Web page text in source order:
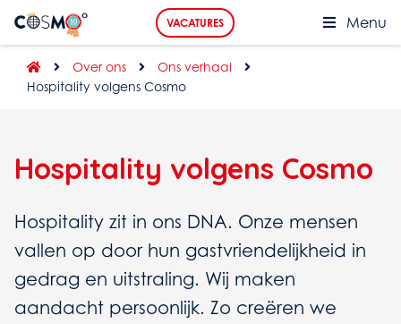
Menu
VACATURES
Over ons
Ons verhaal
Hospitality volgens Cosmo
Hospitality volgens Cosmo
Hospitality zit in ons DNA. Onze mensen
vallen op door hun gastvriendelijkheid in
gedrag en uitstraling. Wij maken
aandacht persoonlijk. Zo creëren we